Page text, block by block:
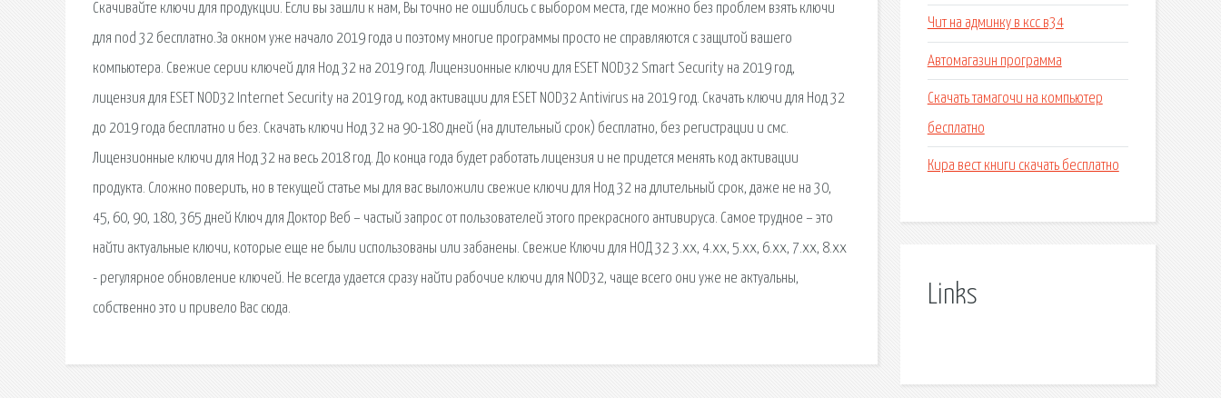
Скачивайте ключи для продукции. Если вы зашли к нам, Вы точно не ошиблись с выбором места, где можно без проблем взять ключи
для nod 32 бесплатно.За окном уже начало 2019 года и поэтому многие программы просто не справляются с защитой вашего
компьютера. Свежие серии ключей для Нод 32 на 2019 год. Лицензионные ключи для ESET NOD32 Smart Security на 2019 год,
лицензия для ESET NOD32 Internet Security на 2019 год, код активации для ESET NOD32 Antivirus на 2019 год. Скачать ключи для Нод 32
до 2019 года бесплатно и без. Скачать ключи Нод 32 на 90-180 дней (на длительный срок) бесплатно, без регистрации и смс.
Лицензионные ключи для Нод 32 на весь 2018 год. До конца года будет работать лицензия и не придется менять код активации
продукта. Сложно поверить, но в текущей статье мы для вас выложили свежие ключи для Нод 32 на длительный срок, даже не на 30,
45, 60, 90, 180, 365 дней Ключ для Доктор Веб – частый запрос от пользователей этого прекрасного антивируса. Самое трудное – это
найти актуальные ключи, которые еще не были использованы или забанены. Свежие Ключи для НОД 32 3.xx, 4.xx, 5.xx, 6.xx, 7.xx, 8.xx
- регулярное обновление ключей. Не всегда удается сразу найти рабочие ключи для NOD32, чаще всего они уже не актуальны,
собственно это и привело Вас сюда.
Чит на админку в ксс в34
Автомагазин программа
Скачать тамагочи на компьютер
бесплатно
Кира вест книги скачать бесплатно
Links